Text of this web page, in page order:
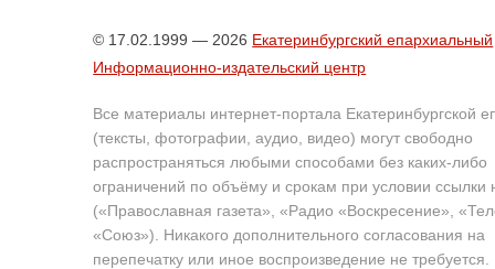
© 17.02.1999 — 2026 Екатеринбургский епархиальный
Информационно-издательский центр
Все материалы интернет-портала Екатеринбургской
(тексты, фотографии, аудио, видео) могут свободно
распространяться любыми способами без каких-либо
ограничений по объёму и срокам при условии ссылки
(«Православная газета», «Радио «Воскресение»,
«Союз»). Никакого дополнительного согласования на
перепечатку или иное воспроизведение не требуется.